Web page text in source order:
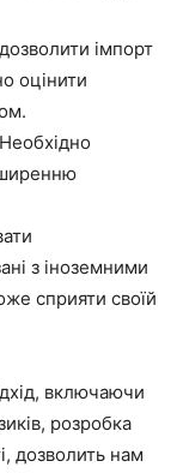
імпорт
оцінити
Необхідно
з іноземними
сприяти своїй
включаючи
розробка
дозволить нам